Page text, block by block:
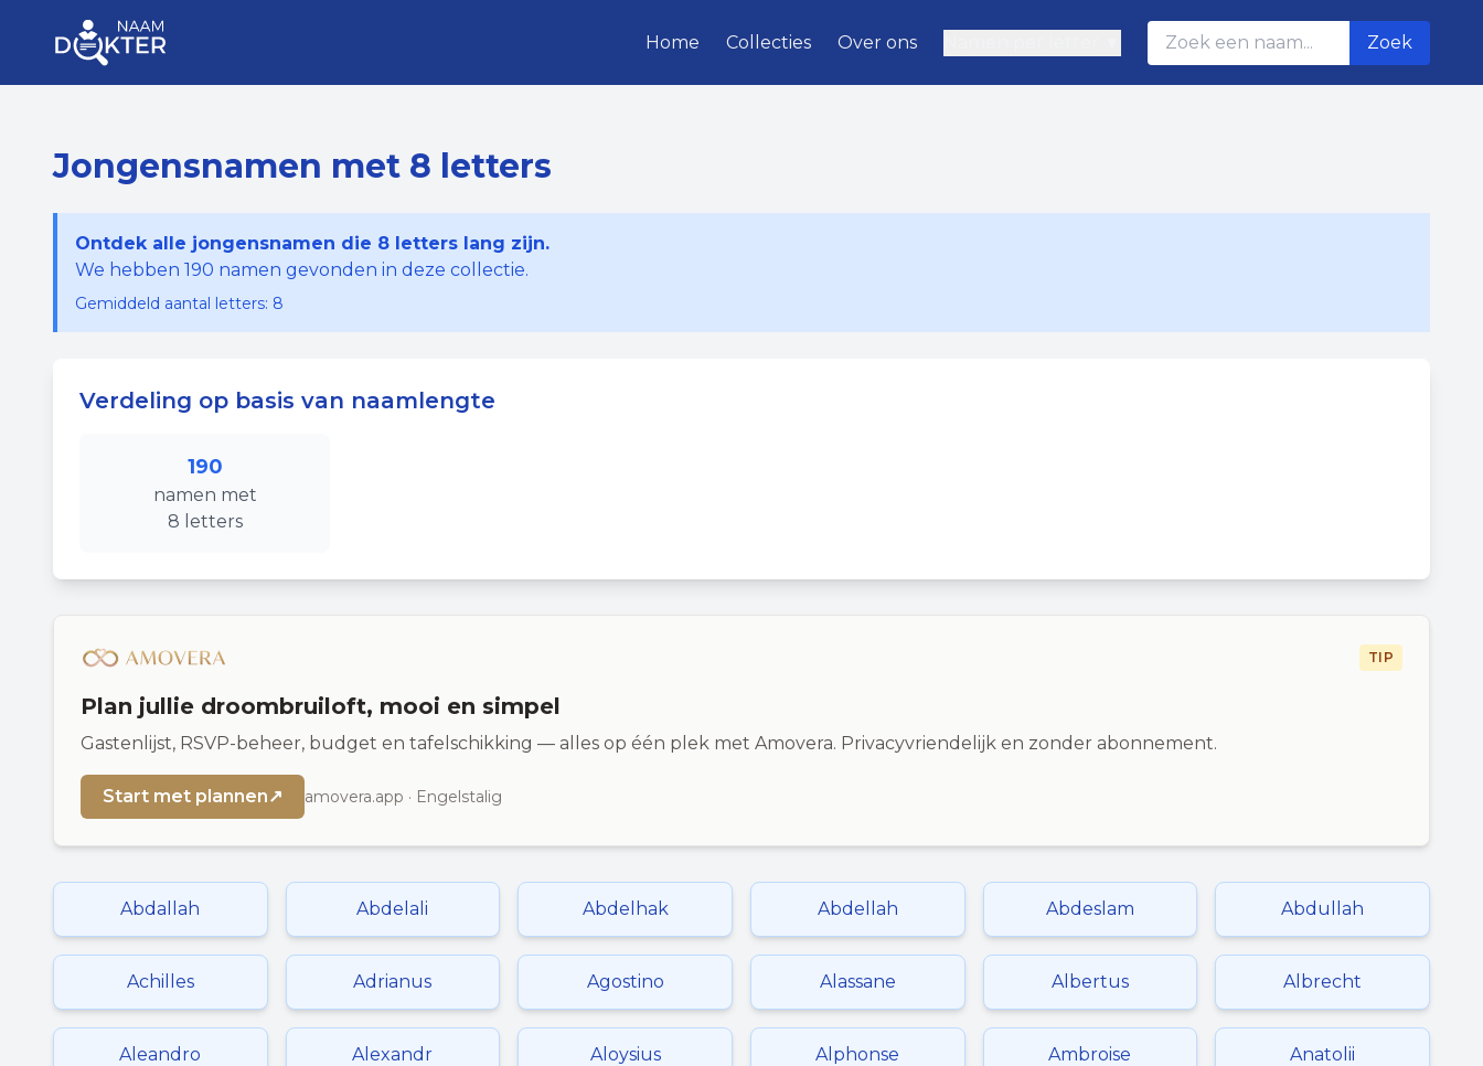
Home Collecties Over ons Zoek
Jongensnamen met 8 letters
Ontdek alle jongensnamen die 8 letters lang zijn.
We hebben 190 namen gevonden in deze collectie.
Gemiddeld aantal letters: 8
Verdeling op basis van naamlengte
190
namen met
8 letters
TIP
Plan jullie droombruiloft, mooi en simpel
Gastenlijst, RSVP-beheer, budget en tafelschikking — alles op één plek met Amovera. Privacyvriendelijk en zonder abonnement.
Start met plannen↗ amovera.app · Engelstalig
Abdallah Abdelali Abdelhak Abdellah Abdeslam Abdullah
Achilles Adrianus Agostino Alassane Albertus Albrecht
Aleandro Alexandr Aloysius Alphonse Ambroise Anatolii